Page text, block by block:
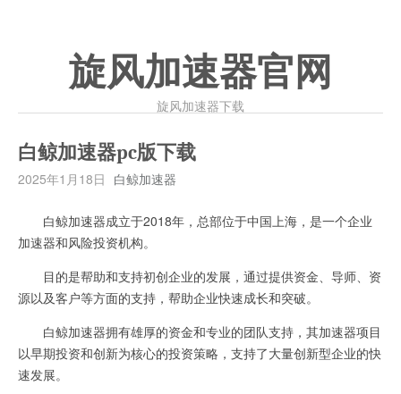
旋风加速器官网
旋风加速器下载
白鲸加速器pc版下载
2025年1月18日 白鲸加速器
白鲸加速器成立于2018年，总部位于中国上海，是一个企业
加速器和风险投资机构。
目的是帮助和支持初创企业的发展，通过提供资金、导师、资
源以及客户等方面的支持，帮助企业快速成长和突破。
白鲸加速器拥有雄厚的资金和专业的团队支持，其加速器项目
以早期投资和创新为核心的投资策略，支持了大量创新型企业的快
速发展。